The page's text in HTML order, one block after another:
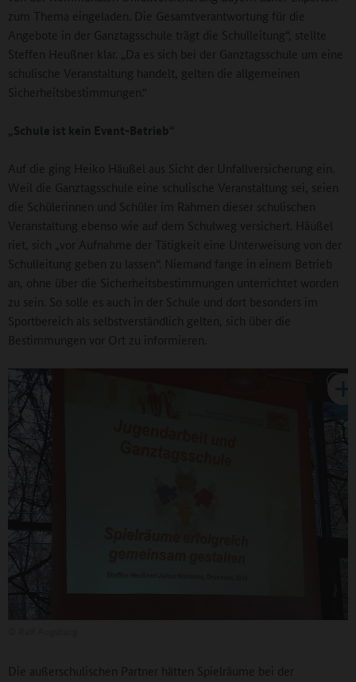
zum Thema eingeladen. Die Gesamtverantwortung für die
Angebote in der Ganztagsschule trägt die Schulleitung“, stellte
Steffen Heußner klar. „Da es sich bei der Ganztagsschule um eine
schulische Veranstaltung handelt, gelten die allgemeinen
Sicherheitsbestimmungen.“
„Schule ist kein Event-Betrieb“
Auf die ging Heiko Häußel aus Sicht der Unfallversicherung ein.
Weil die Ganztagsschule eine schulische Veranstaltung sei, seien
die Schülerinnen und Schüler im Rahmen dieser schulischen
Veranstaltung ebenso wie auf dem Schulweg versichert. Häußel
riet, sich „vor Aufnahme der Tätigkeit eine Unterweisung von der
Schulleitung geben zu lassen“. Niemand fange in einem Betrieb
an, ohne über die Sicherheitsbestimmungen unterrichtet worden
zu sein. So solle es auch in der Schule und dort besonders im
Sportbereich als selbstverständlich gelten, sich über die
Bestimmungen vor Ort zu informieren.
Die außerschulischen Partner hätten Spielräume bei der